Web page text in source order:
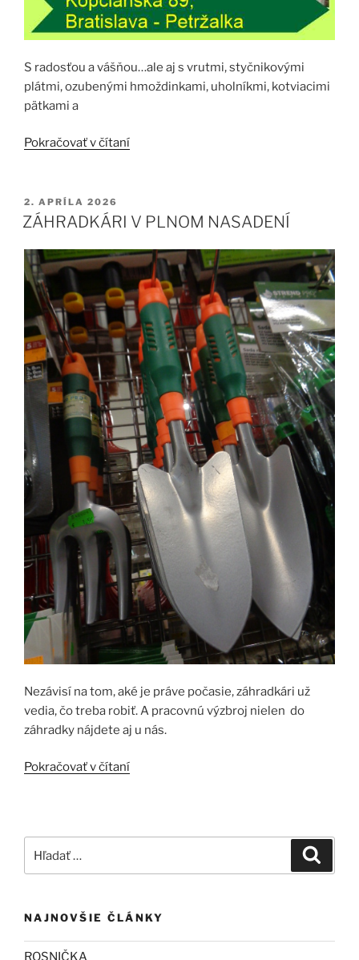
S radosťou a vášňou…ale aj s vrutmi, styčnikovými
plátmi, ozubenými hmoždinkami, uholníkmi, kotviacimi
pätkami a
Pokračovať v čítaní„PRACUJEME
PUBLIKOVANÉ
2. APRÍLA 2026
ZÁHRADKÁRI V PLNOM NASADENÍ
Nezávisí na tom, aké je práve počasie, záhradkári už
vedia, čo treba robiť. A pracovnú výzbroj nielen do
záhradky nájdete aj u nás.
Pokračovať v čítaní„ZÁHRADKÁRI
NAJNOVŠIE ČLÁNKY
ROSNIČKA